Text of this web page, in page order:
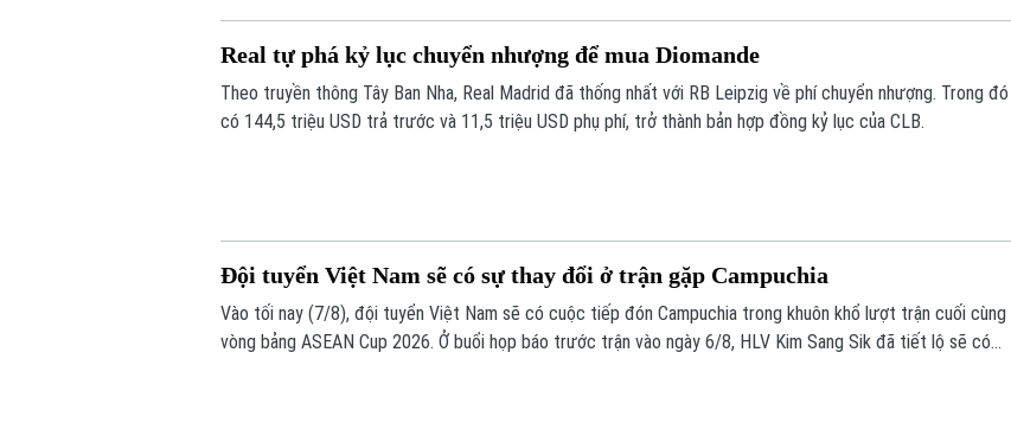
Real tự phá kỷ lục chuyển nhượng để mua Diomande
Theo truyền thông Tây Ban Nha, Real Madrid đã thống nhất với RB Leipzig về phí chuyển nhượng. Trong đó
có 144,5 triệu USD trả trước và 11,5 triệu USD phụ phí, trở thành bản hợp đồng kỷ lục của CLB.
Đội tuyển Việt Nam sẽ có sự thay đổi ở trận gặp Campuchia
Vào tối nay (7/8), đội tuyển Việt Nam sẽ có cuộc tiếp đón Campuchia trong khuôn khổ lượt trận cuối cùng
vòng bảng ASEAN Cup 2026. Ở buổi họp báo trước trận vào ngày 6/8, HLV Kim Sang Sik đã tiết lộ sẽ có